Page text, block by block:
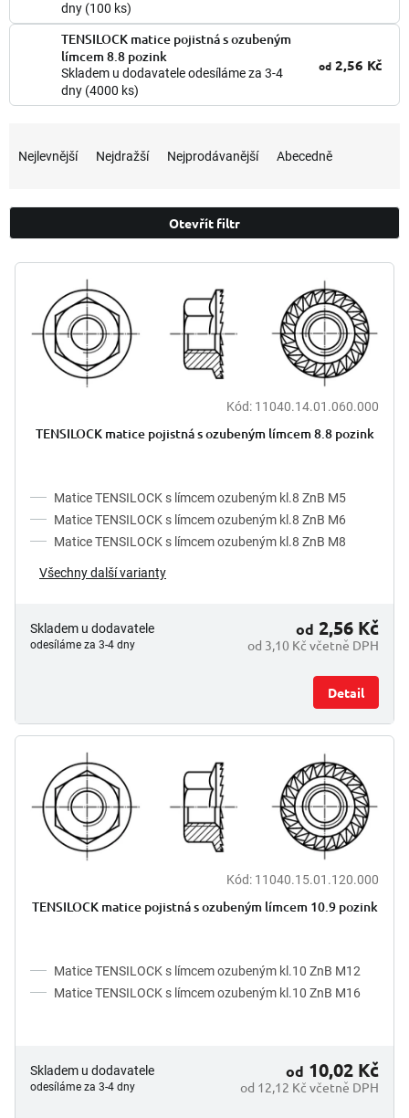
dny (100 ks)
TENSILOCK matice pojistná s ozubeným
límcem 8.8 pozink
Skladem u dodavatele odesíláme za 3-4
dny (4000 ks)
od 2,56 Kč
n
í
r
Nejlevnější Nejdražší Nejprodávanější Abecedně
Otevřít filtr
V
Kód: 11040.14.01.060.000
TENSILOCK matice pojistná s ozubeným límcem 8.8 pozink
Matice TENSILOCK s límcem ozubeným kl.8 ZnB M5
Matice TENSILOCK s límcem ozubeným kl.8 ZnB M6
Matice TENSILOCK s límcem ozubeným kl.8 ZnB M8
Všechny další varianty
Skladem u dodavatele
odesíláme za 3-4 dny od 3,10 Kč včetně DPH
od 2,56 Kč
Detail
Kód: 11040.15.01.120.000
TENSILOCK matice pojistná s ozubeným límcem 10.9 pozink
Matice TENSILOCK s límcem ozubeným kl.10 ZnB M12
Matice TENSILOCK s límcem ozubeným kl.10 ZnB M16
Skladem u dodavatele
odesíláme za 3-4 dny od 12,12 Kč včetně DPH
od 10,02 Kč